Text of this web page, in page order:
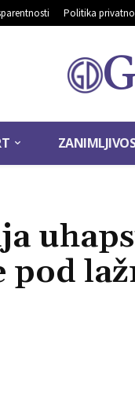
Politika
pod